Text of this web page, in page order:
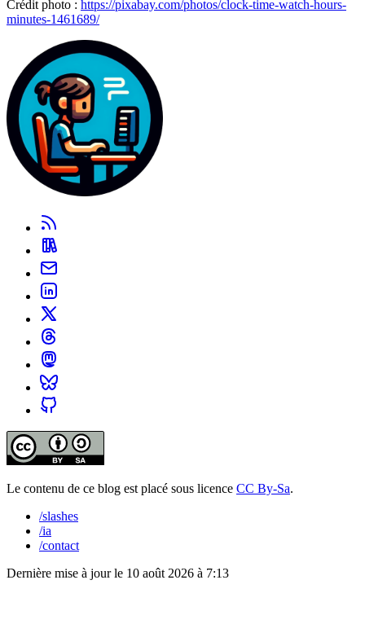
Crédit photo : https://pixabay.com/photos/clock-time-watch-hours-
minutes-1461689/
Le contenu de ce blog est placé sous licence CC By-Sa.
/slashes
/ia
/contact
Dernière mise à jour le 10 août 2026 à 7:13